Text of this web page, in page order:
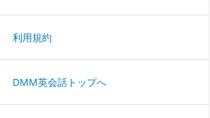
利用規約
DMM英会話トップへ